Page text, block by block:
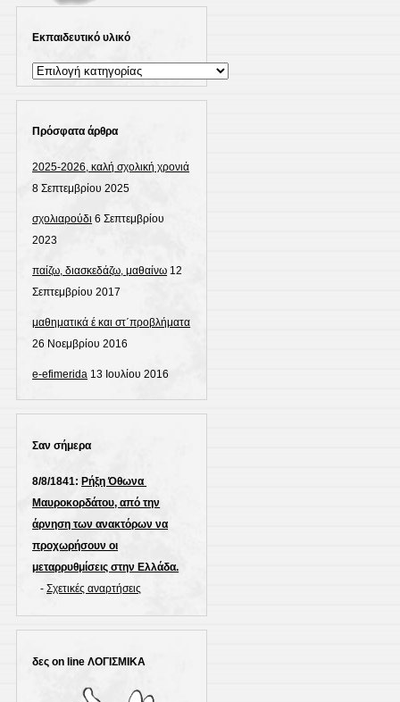
Εκπαιδευτικό υλικό
Εκπαιδευτικό
Πρόσφατα άρθρα
2025-2026, καλή σχολική χρονιά
8 Σεπτεμβρίου 2025
σχολιαρούδι 6 Σεπτεμβρίου
2023
παίζω, διασκεδάζω, μαθαίνω 12
Σεπτεμβρίου 2017
μαθηματικά έ και στ΄προβλήματα
26 Νοεμβρίου 2016
e-efimerida 13 Ιουλίου 2016
Σαν σήμερα
8/8/1841:Ρήξη Όθωνα 
Μαυροκορδάτου, από την
άρνηση των ανακτόρων να
προχωρήσουν οι
μεταρρυθμίσεις στην Ελλάδα.
-Σχετικές αναρτήσεις
δες on line ΛΟΓΙΣΜΙΚΑ